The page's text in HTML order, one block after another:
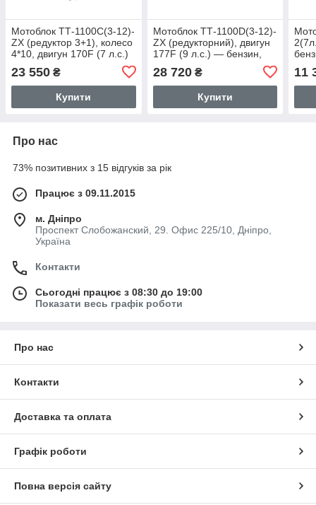
Мотоблок ТТ-1100С(3-12)-
ZX (редуктор 3+1), колесо
4*10, двигун 170F (7 л.с.)
23 550 ₴
Купити
Мотоблок ТТ-1100D(3-12)-
ZX (редукторний), двигун
177F (9 л.с.) — бензин,
редуктор 3+1, колесо 5*12
28 720₴
Купити
11
Про нас
73% позитивних з 15 відгуків за рік
Працює з 09.11.2015
м. Дніпро
Проспект Слобожанский, 29. Офис 225/10, Дніпро,
Україна
Контакти
Сьогодні працює з 08:30 до 19:00
Показати весь графік роботи
Про нас
Контакти
Доставка та оплата
Графік роботи
Повна версія сайту